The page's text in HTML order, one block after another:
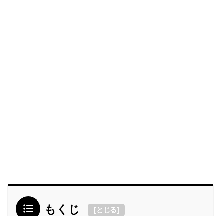
もくじ [とじる]